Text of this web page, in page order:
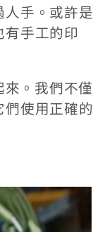
手。或許是
手工的印
。我們不僅
使用正確的